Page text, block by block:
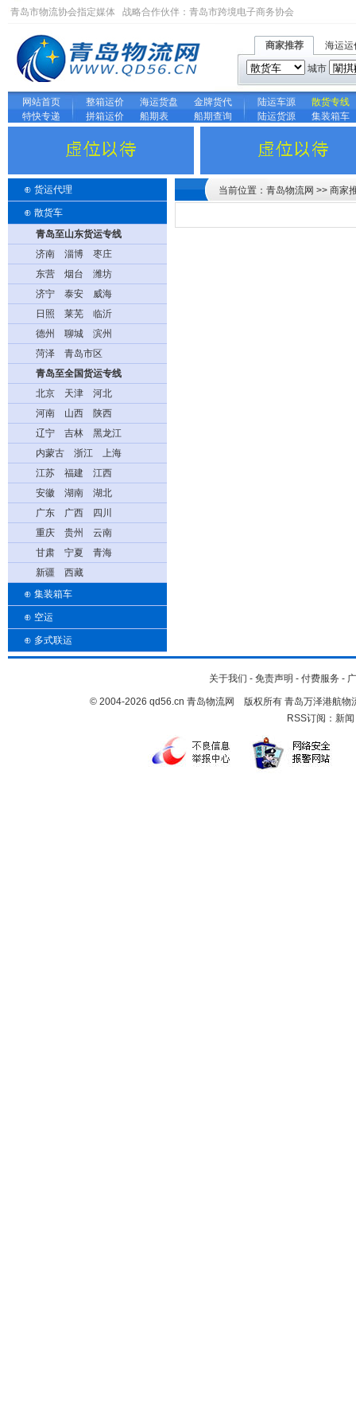
青岛市物流协会指定媒体 战略合作伙伴： 青岛市跨境电子商务协会
商家推荐 海运运
城市
网站首页 整箱运价 海运货盘 金牌货代 陆运车源
散货专线
特快专递
拼箱运价 船期表 船期查询 陆运货源 集装箱车
⊕ 货运代理
⊕ 散货车
青岛至山东货运专线
济南
淄博
枣庄
东营
烟台
潍坊
济宁
泰安
威海
日照
莱芜
临沂
德州
聊城
滨州
菏泽
青岛市区
青岛至全国货运专线
北京
天津
河北
河南
山西
陕西
辽宁
吉林
黑龙江
内蒙古
浙江
上海
江苏
福建
江西
安徽
湖南
湖北
广东
广西
四川
重庆
贵州
云南
甘肃
宁夏
青海
新疆
西藏
⊕ 集装箱车
⊕ 空运
⊕ 多式联运
当前位置：青岛物流网 >> 商家
关于我们 - 免责声明 - 付费服务 -
© 2004-2026 qd56.cn 青岛物流网 版权所有 青岛万泽港航物
RSS订阅： 新闻